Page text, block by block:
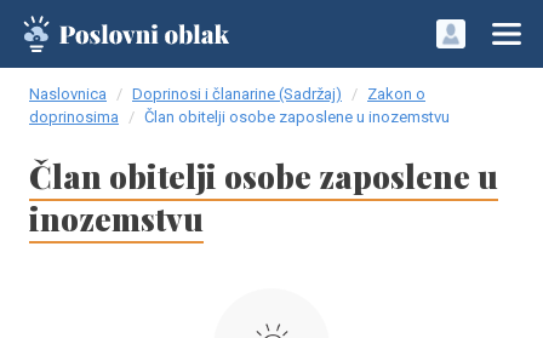
Naslovnica Doprinosi i članarine (Sadržaj)
Zakon o
doprinosima
Član obitelji osobe zaposlene u inozemstvu
Član obitelji osobe zaposlene u
inozemstvu